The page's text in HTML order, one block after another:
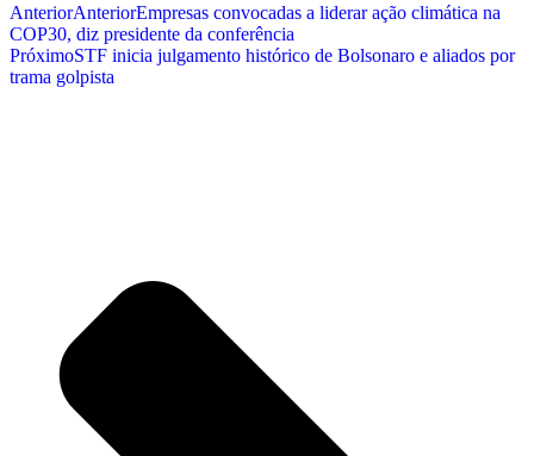
AnteriorAnteriorEmpresas convocadas a liderar ação climática na
COP30, diz presidente da conferência
PróximoSTF inicia julgamento histórico de Bolsonaro e aliados por
trama golpista